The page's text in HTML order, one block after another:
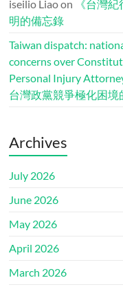
iseilio Liaoon
《台灣
明的備忘錄
Taiwan dispatch:
concerns over
Personal Injury
台灣政黨競爭極化困境
Archives
July 2026
June 2026
May 2026
April 2026
March 2026